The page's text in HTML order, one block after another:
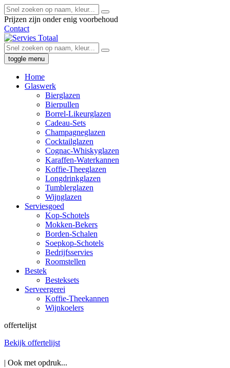
Prijzen zijn onder enig voorbehoud
Contact
toggle menu
Home
Glaswerk
Bierglazen
Bierpullen
Borrel-Likeurglazen
Cadeau-Sets
Champagneglazen
Cocktailglazen
Cognac-Whiskyglazen
Karaffen-Waterkannen
Koffie-Theeglazen
Longdrinkglazen
Tumblerglazen
Wijnglazen
Serviesgoed
Kop-Schotels
Mokken-Bekers
Borden-Schalen
Soepkop-Schotels
Bedrijfsservies
Roomstellen
Bestek
Besteksets
Serveergerei
Koffie-Theekannen
Wijnkoelers
offertelijst
Bekijk offertelijst
| Ook met opdruk...